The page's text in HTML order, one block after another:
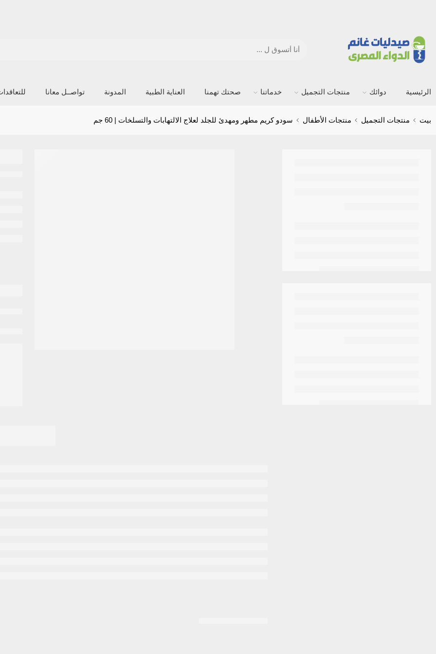
الرئيسية دوائك منتجات التجميل خدماتنا صحتك تهمنا العناية الطبية المدونة تواصــل معانا
بيت منتجات التجميل منتجات الأطفال سودو كريم مطهر ومهدئ للجلد لعلاج الالتهابات والتسلخات | 60 جم